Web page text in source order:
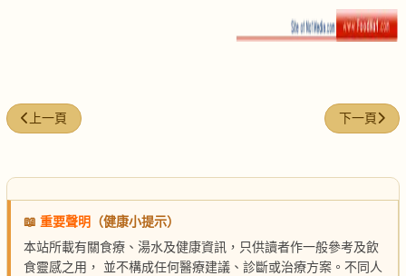
上一篇文章: 地骨皮鱉甲
上一頁 下一篇文章
下一頁
📖 重要聲明
（健康小提示）
本站所載有關食療、湯水及健康資訊，只供讀者作一般參考及飲
食靈感之用， 並不構成任何醫療建議、診斷或治療方案。不同人